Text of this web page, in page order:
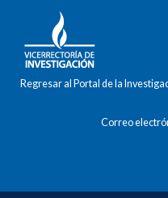
Regresar al Portal de la
Correo